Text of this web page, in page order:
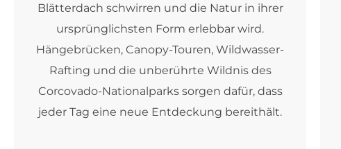
Blätterdach schwirren und die Natur in ihrer
ursprünglichsten Form erlebbar wird.
Hängebrücken, Canopy-Touren, Wildwasser-
Rafting und die unberührte Wildnis des
Corcovado-Nationalparks sorgen dafür, dass
jeder Tag eine neue Entdeckung bereithält.